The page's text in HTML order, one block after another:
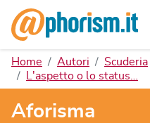
Home Autori Scuderia
L'aspetto o lo status…
Aforisma